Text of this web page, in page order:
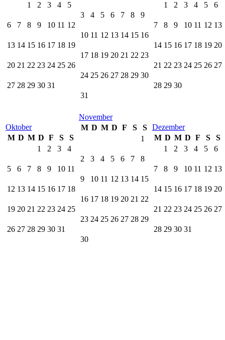
1
2 3 4 5
6 7 8 9 10 11 12
13 14 15 16 17 18 19
20 21 22 23 24 25 26
27 28 29 30 31
3 4 5 6 7 8 9
10 11 12 13 14 15 16
17 18 19 20 21 22 23
24 25 26 27 28 29 30
31
1
2 3 4 5 6
7 8 9 10 11 12 13
14 15 16 17 18 19 20
21 22 23 24 25 26 27
28 29 30
Oktober
M D M D F S
S
1
2 3 4
5 6 7 8 9 10 11
12 13 14 15 16 17 18
19 20 21 22 23 24 25
26 27 28 29 30 31
November
M D M D F S
S
1
2 3 4 5 6 7 8
9 10 11 12 13 14 15
16 17 18 19 20 21 22
23 24 25 26 27 28 29
30
Dezember
M D M D F S
S
1
2 3 4 5 6
7 8 9 10 11 12 13
14 15 16 17 18 19 20
21 22 23 24 25 26 27
28 29 30 31